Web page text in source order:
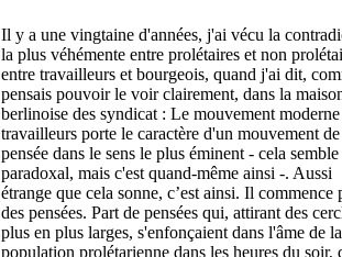
Il y a une vingtaine d'années, j'ai vécu la
la plus véhémente entre prolétaires et non
entre travailleurs et bourgeois, quand j'ai dit,
pensais pouvoir le voir clairement, dans la
berlinoise des syndicat : Le mouvement moderne
travailleurs porte le caractère d'un mouvement de
pensée dans le sens le plus éminent - cela semble
paradoxal, mais c'est quand-même ainsi -. Aussi
étrange que cela sonne, c’est ainsi. Il commence
des pensées. Part de pensées qui, attirant des
plus en plus larges, s'enfonçaient dans l'âme de la
population prolétarienne dans les heures du soir,